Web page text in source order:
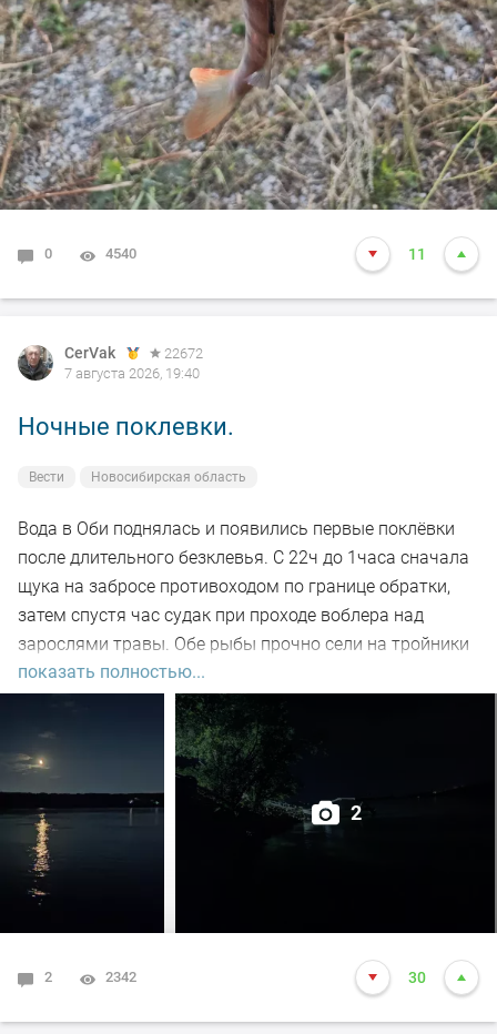
0 4540 11
CerVak
22672
7 августа 2026, 19:40
Ночные поклевки.
Вести Новосибирская область
Вода в Оби поднялась и появились первые поклёвки
после длительного безклевья. С 22ч до 1часа сначала
щука на забросе противоходом по границе обратки,
затем спустя час судак при проходе воблера над
зарослями травы. Обе рыбы прочно сели на тройники
и при чистке оказались с пустыми желудками. Ждем
дальнейших поклёвок.
показать полностью...
2
2 2342 30